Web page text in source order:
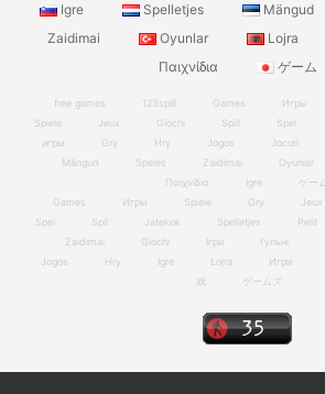
Igre
Spelletjes Mängud
Zaidimai
Oyunlar Lojra
Παιχνίδια
ゲーム
free games 123spill Games Игры
Spiele
Jeux Giochi Spill Spel
игры
Gry Hry Jogos Jocuri
Mängud
Speles Zaidimai Oyunlar
Παιχνίδια
Igre
ゲーム
Games
Игры Spiele Gry Jeux
Spel
Spil Jatekok Spelletjes Pelit
Zaidimai
Giochi Ігри Гульні
Jogos
Hry Igre Lojra Игри
戏
ゲームズ